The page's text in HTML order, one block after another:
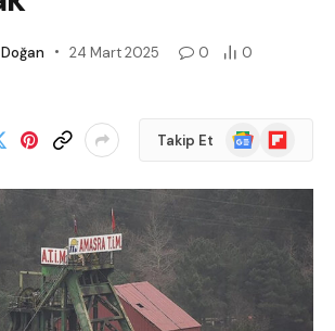
24 Mart 2025 0
0
Takip Et
Google
News
Flipboard